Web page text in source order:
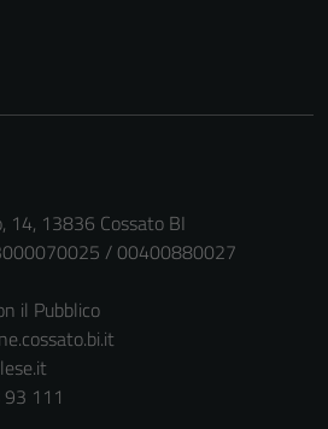
14, 13836 Cossato BI
/ 00400880027
il Pubblico
111